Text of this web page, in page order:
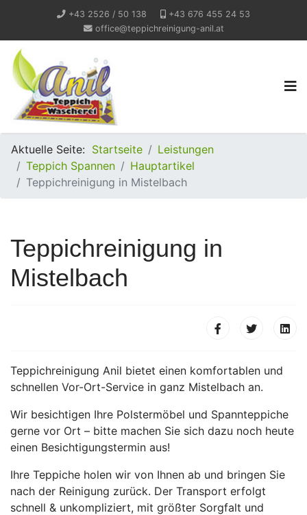
+43 2526 / 50 138
+43 676 455 24 53
office@teppichreinigung-anil.at
Aktuelle Seite: Startseite
Leistungen
Teppich Spannen
Hauptartikel
Teppichreinigung in Mistelbach
Teppichreinigung in
Mistelbach
Teppichreinigung Anil bietet einen komfortablen und
schnellen Vor-Ort-Service in ganz Mistelbach an.
Wir besichtigen Ihre Polstermöbel und Spannteppiche
gerne vor Ort – bitte machen Sie sich dazu noch heute
einen Besichtigungstermin aus!
Ihre Teppiche holen wir von Ihnen ab und bringen Sie
nach der Reinigung zurück. Der Transport erfolgt
schnell & unkompliziert, mit größter Sorgfalt und